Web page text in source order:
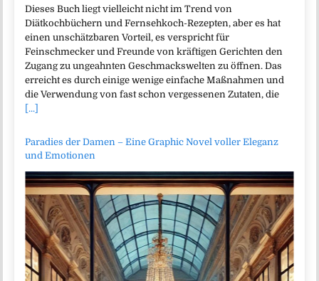
Dieses Buch liegt vielleicht nicht im Trend von
Diätkochbüchern und Fernsehkoch-Rezepten, aber es hat
einen unschätzbaren Vorteil, es verspricht für
Feinschmecker und Freunde von kräftigen Gerichten den
Zugang zu ungeahnten Geschmackswelten zu öffnen. Das
erreicht es durch einige wenige einfache Maßnahmen und
die Verwendung von fast schon vergessenen Zutaten, die
[...]
Paradies der Damen – Eine Graphic Novel voller Eleganz
und Emotionen